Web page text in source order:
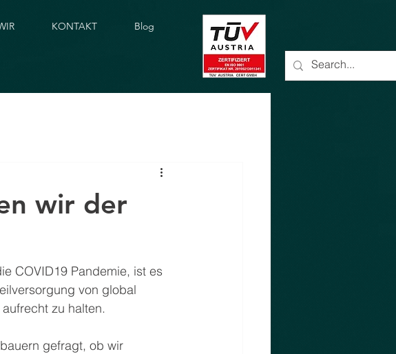
KONTAKT Blog
wir der
COVID19 Pandemie, ist es
von global
aufrecht zu halten.
gefragt, ob wir